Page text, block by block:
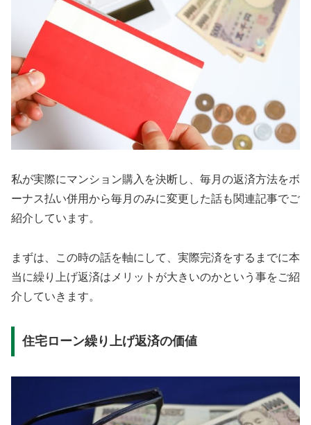
私が実際にマンション購入を決断し、毎月の返済方法をボ
ーナス払い併用から毎月のみに変更した話も関連記事でご
紹介しています。
まずは、この時の話を軸にして、実際完済をするまでに本
当に繰り上げ返済はメリットが大きいのかという事をご紹
介していきます。
住宅ローン繰り上げ返済の価値